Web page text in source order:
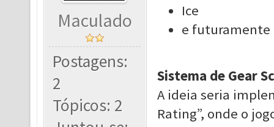
Maculado
Postagens:
2
Tópicos: 2
Ice
e futuramente
Sistema de Gear
A ideia seria
Rating”, onde o